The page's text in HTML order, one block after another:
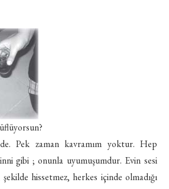
Pek zaman kavramım yoktur. Hep
gibi ; onunla uyumuşumdur. Evin sesi
hissetmez, herkes içinde olmadığı